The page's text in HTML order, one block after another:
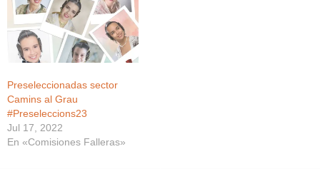
Preseleccionadas sector
Camins al Grau
#Preseleccions23
Jul 17, 2022
En «Comisiones Falleras»